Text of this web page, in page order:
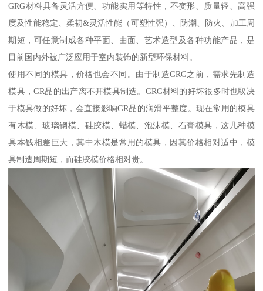
GRG材料具备灵活方便、功能实用等特性，不变形、质量轻、高强
度及性能稳定、柔韧&灵活性能（可塑性强）、防潮、防火、加工周
期短，可任意制成各种平面、曲面、艺术造型及各种功能产品，是
目前国内外被广泛应用于室内装饰的新型环保材料。
使用不同的模具，价格也会不同。由于制造GRG之前，需求先制造
模具，GR品的出产离不开模具制造。GRG材料的好坏很多时也取决
于模具做的好坏，会直接影响GR品的润滑平整度。现在常用的模具
有木模、玻璃钢模、硅胶模、蜡模、泡沫模、石膏模具，这几种模
具本钱相差巨大，其中木模是常用的模具，因其价格相对适中，模
具制造周期短，而硅胶模价格相对贵。